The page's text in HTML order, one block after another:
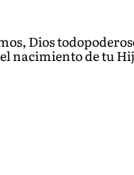
Dios
de tu